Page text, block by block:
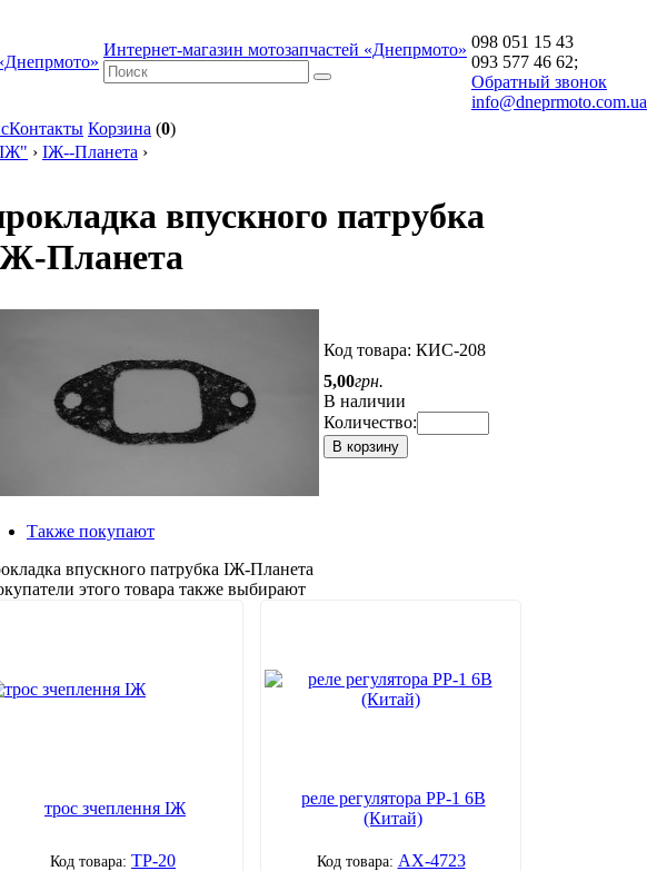
Интернет-магазин мотозапчастей «Днепрмото» 098 051 15 43
093 577 46 62;
Обратный звонок
info@dneprmoto.com.ua
Контакты Корзина (0)
› ІЖ--Планета ›
впускного патрубка
Планета
Код товара: КИС-208
5,00грн.
В наличии
Количество:
В корзину
Также покупают
впускного патрубка ІЖ-Планета
этого товара также выбирают
трос зчеплення ІЖ
ТР-20
реле регулятора РР-1 6В
(Китай)
АХ-4723